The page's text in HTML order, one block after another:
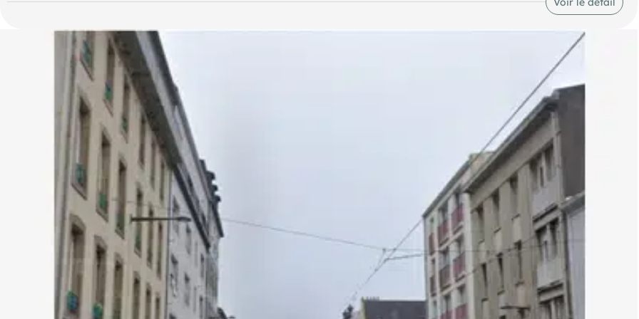
projet de valorisation après travaux.
Sa situation privilégiée, son volume et son caractère en font une opportunité unique pour investisseurs et professionnels de
l'immobilier.
Une partie du bâtiment bénéficie d'une vue directe sur le port.
Dossier complet et informations complémentaires sur demande. Les honoraires d'agence sont à la charge de l'acquéreur, soit
4,59% TTC du prix hors honoraires.
Les informations sur les risques auxquels ce bien est exposé sont disponibles sur le site Géorisques : georisques. gouv. fr.